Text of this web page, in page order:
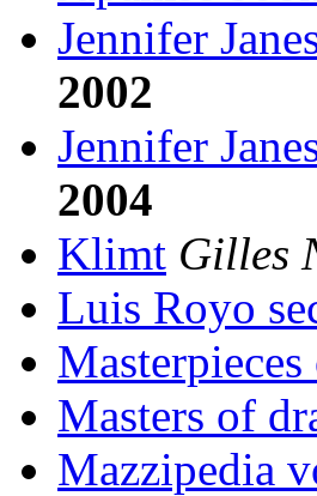
Jennifer
2002
Jennifer
2004
Klimt Gilles
Luis Royo
Masters of
Mazzipedia